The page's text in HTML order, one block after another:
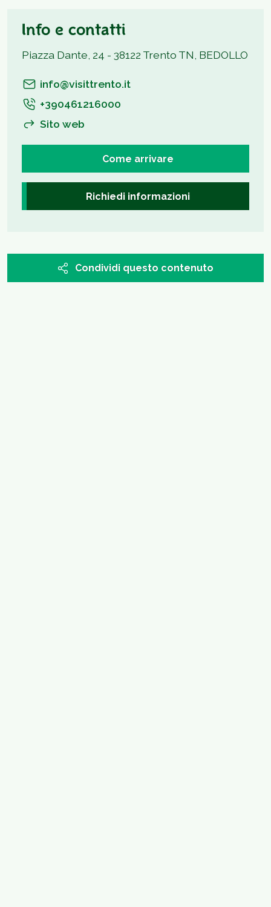
Info e contatti
Piazza Dante, 24 - 38122 Trento TN, BEDOLLO
info@visittrento.it
+390461216000
Sito web
Come arrivare
Richiedi informazioni
Condividi questo contenuto